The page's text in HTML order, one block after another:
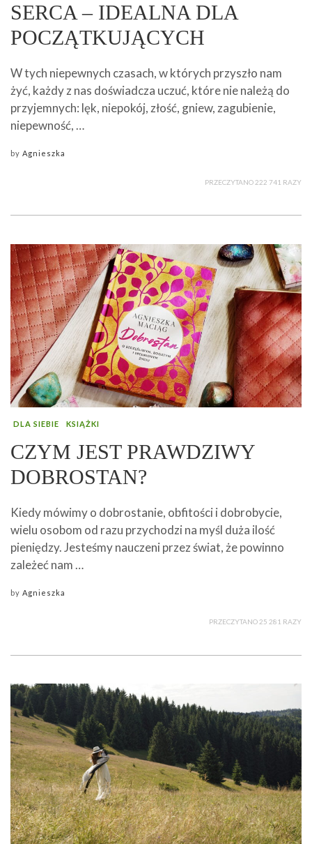
SERCA – IDEALNA DLA
POCZĄTKUJĄCYCH
W tych niepewnych czasach, w których przyszło nam
żyć, każdy z nas doświadcza uczuć, które nie należą do
przyjemnych: lęk, niepokój, złość, gniew, zagubienie,
niepewność, …
by Agnieszka
PRZECZYTANO 222 741 RAZY
DLA SIEBIE KSIĄŻKI
CZYM JEST PRAWDZIWY
DOBROSTAN?
Kiedy mówimy o dobrostanie, obfitości i dobrobycie,
wielu osobom od razu przychodzi na myśl duża ilość
pieniędzy. Jesteśmy nauczeni przez świat, że powinno
zależeć nam …
by Agnieszka
PRZECZYTANO 25 281 RAZY